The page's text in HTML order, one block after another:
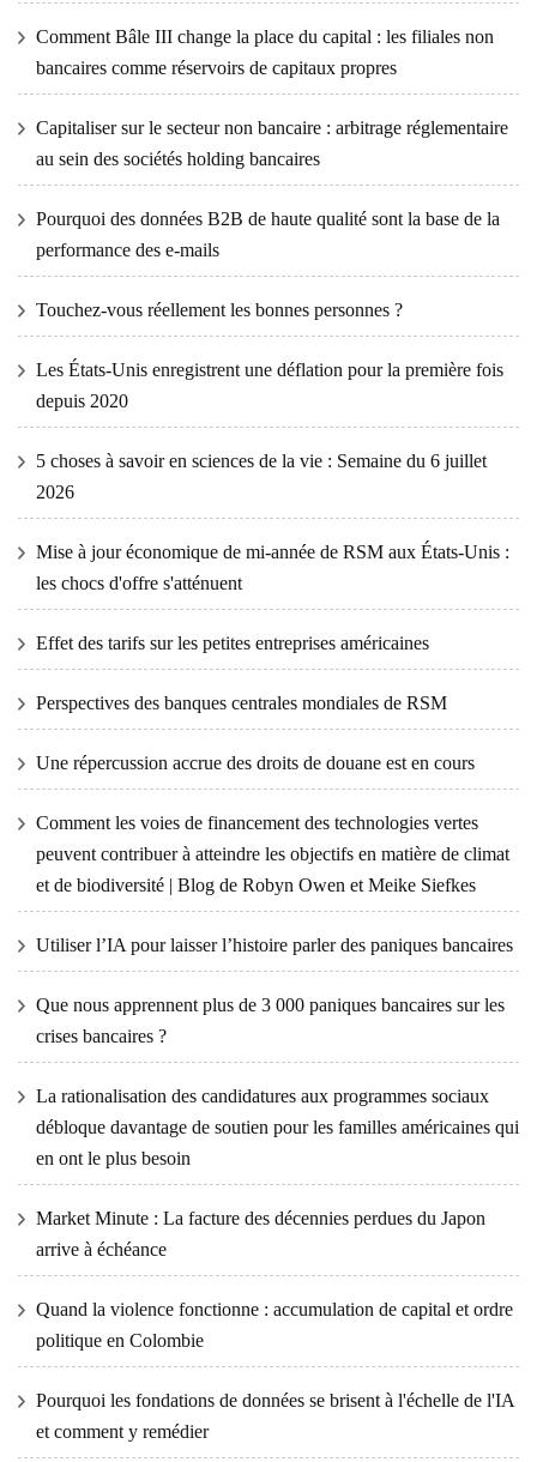
Comment Bâle III change la place du capital : les filiales non
bancaires comme réservoirs de capitaux propres
Capitaliser sur le secteur non bancaire : arbitrage réglementaire
au sein des sociétés holding bancaires
Pourquoi des données B2B de haute qualité sont la base de la
performance des e-mails
Touchez-vous réellement les bonnes personnes ?
Les États-Unis enregistrent une déflation pour la première fois
depuis 2020
5 choses à savoir en sciences de la vie : Semaine du 6 juillet
2026
Mise à jour économique de mi-année de RSM aux États-Unis :
les chocs d'offre s'atténuent
Effet des tarifs sur les petites entreprises américaines
Perspectives des banques centrales mondiales de RSM
Une répercussion accrue des droits de douane est en cours
Comment les voies de financement des technologies vertes
peuvent contribuer à atteindre les objectifs en matière de climat
et de biodiversité | Blog de Robyn Owen et Meike Siefkes
Utiliser l’IA pour laisser l’histoire parler des paniques bancaires
Que nous apprennent plus de 3 000 paniques bancaires sur les
crises bancaires ?
La rationalisation des candidatures aux programmes sociaux
débloque davantage de soutien pour les familles américaines qui
en ont le plus besoin
Market Minute : La facture des décennies perdues du Japon
arrive à échéance
Quand la violence fonctionne : accumulation de capital et ordre
politique en Colombie
Pourquoi les fondations de données se brisent à l'échelle de l'IA
et comment y remédier